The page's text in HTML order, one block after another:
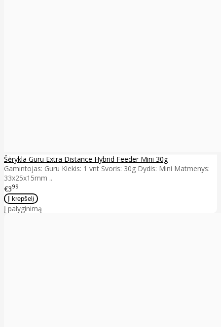
Šėrykla Guru Extra Distance Hybrid Feeder Mini 30g
Gamintojas: Guru Kiekis: 1 vnt Svoris: 30g Dydis: Mini Matmenys:
33x25x15mm ..
€399
Į palyginimą